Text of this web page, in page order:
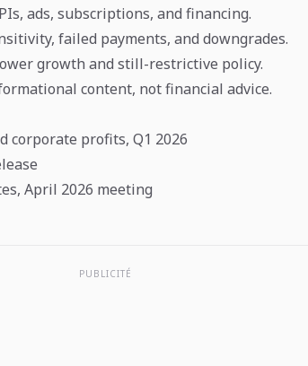
ads, subscriptions, and financing.
failed payments, and downgrades.
growth and still-restrictive policy.
content, not financial advice.
corporate profits, Q1 2026
April 2026 meeting
PUBLICITÉ